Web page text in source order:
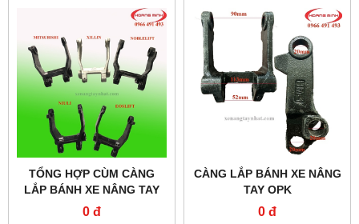
TỔNG HỢP CÙM CÀNG
LẮP BÁNH XE NÂNG TAY
CÁC LOẠI
0 đ
CÀNG LẮP BÁNH XE NÂNG
TAY OPK
0 đ